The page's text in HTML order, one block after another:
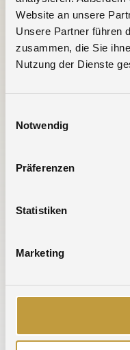
Website an unsere
Unsere Partner führen
zusammen, die Sie
Nutzung der Dienste
Notwendig
Präferenzen
Statistiken
Marketing
» EPHJ 2026
16.06.2026 - 18.06.2026
» Stanztec 2026
» E-Waste World 2026
» World Money Fair 2026
11.06.2025 - 12.06.2025
03.06.2025 - 06.06.2025